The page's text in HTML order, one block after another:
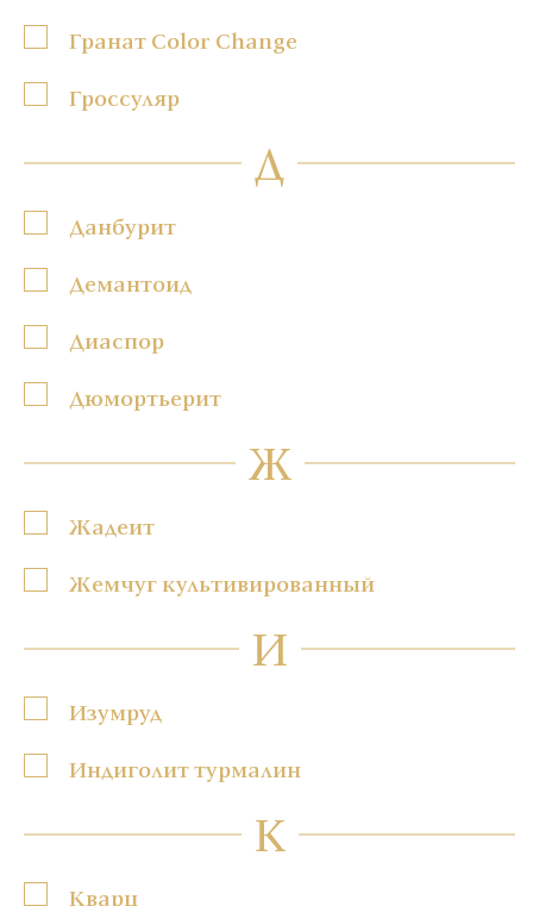
Гранат Color Change
Гроссуляр
Д
Данбурит
Демантоид
Диаспор
Дюмортьерит
Ж
Жадеит
Жемчуг культивированный
И
Изумруд
Индиголит турмалин
К
Кварц